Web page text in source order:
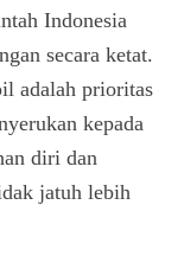
Indonesia
secara ketat.
adalah prioritas
kepada
diri dan
jatuh lebih